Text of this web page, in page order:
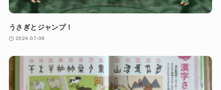
うさぎとジャンプ！
2024-07-09